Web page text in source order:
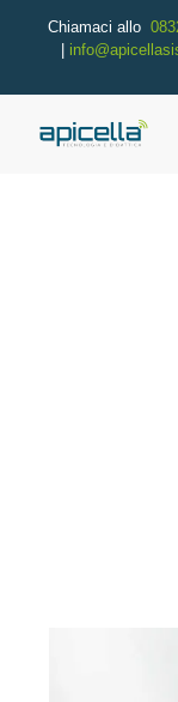
Chiamaci allo